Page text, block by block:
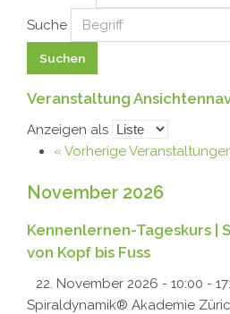
Suche
Veranstaltung
Anzeigen als
« Vorherige
November 2026
Kennenlernen-Tageskurs |
von Kopf bis Fuss
22. November 2026 - 10:00 -
Spiraldynamik® Akademie